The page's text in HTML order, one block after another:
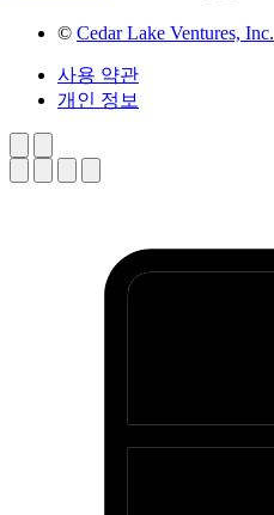
© Cedar Lake Ventures, Inc.
사용 약관
개인 정보